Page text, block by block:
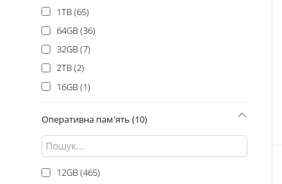
1TB (65)
64GB (36)
32GB (7)
2TB (2)
16GB (1)
Оперативна пам'ять (10)
12GB (465)